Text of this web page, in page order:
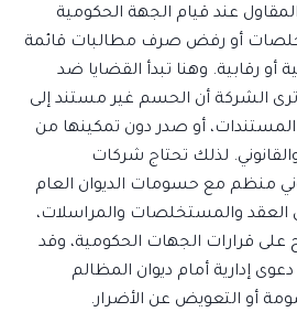
عند قيام الجهة الحكومية
أو رفض صرف مطالبات قائمة
أو رقابية. وهنا تبدأ القضايا ضد
الشركة أن الحسم غير مستند إلى
المستندات، أو صدر دون تمكينها من
لذلك تحتاج شركات
منظم مع حسومات الديوان العام
والمستخلصات والمراسلات،
على قرارات الجهات الحكومية، وقد
إدارية أمام ديوان المظالم
أو التعويض عن الأضرار.